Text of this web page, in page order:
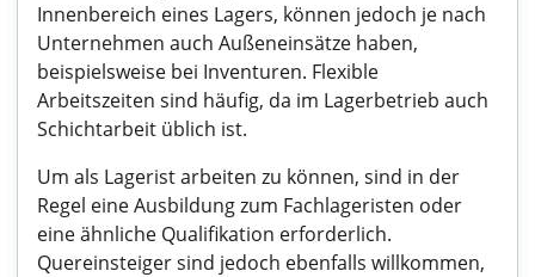
Innenbereich eines Lagers, können jedoch je nach
Unternehmen auch Außeneinsätze haben,
beispielsweise bei Inventuren. Flexible
Arbeitszeiten sind häufig, da im Lagerbetrieb auch
Schichtarbeit üblich ist.
Um als Lagerist arbeiten zu können, sind in der
Regel eine Ausbildung zum Fachlageristen oder
eine ähnliche Qualifikation erforderlich.
Quereinsteiger sind jedoch ebenfalls willkommen,